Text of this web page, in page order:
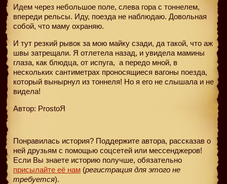
Идем через небольшое поле, слева гора с тоннелем,
впереди рельсы. Иду, поезда не наблюдаю. Довольная
собой, что маму охраняю.
И тут резкий рывок за мою майку сзади, да такой, что аж
швы затрещали. Я отлетела назад, и увидела мамины
глаза, как блюдца, от испуга, а передо мной, в
нескольких сантиметрах проносящиеся вагоны поезда,
который вынырнул из тоннеля! Но я его не слышала и не
видела!
Автор: ProstoЯ
Понравилась история? Поддержите автора, рассказав о
ней друзьям с помощью соцсетей или мессенджеров!
Если Вы знаете историю получше, обязательно
присылайте её нам (регистрация для этого не
требуется).